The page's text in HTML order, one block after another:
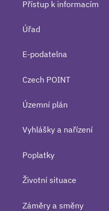
Přístup k informacím
Úřad
E-podatelna
Czech POINT
Územní plán
Vyhlášky a nařízení
Poplatky
Životní situace
Záměry a směny